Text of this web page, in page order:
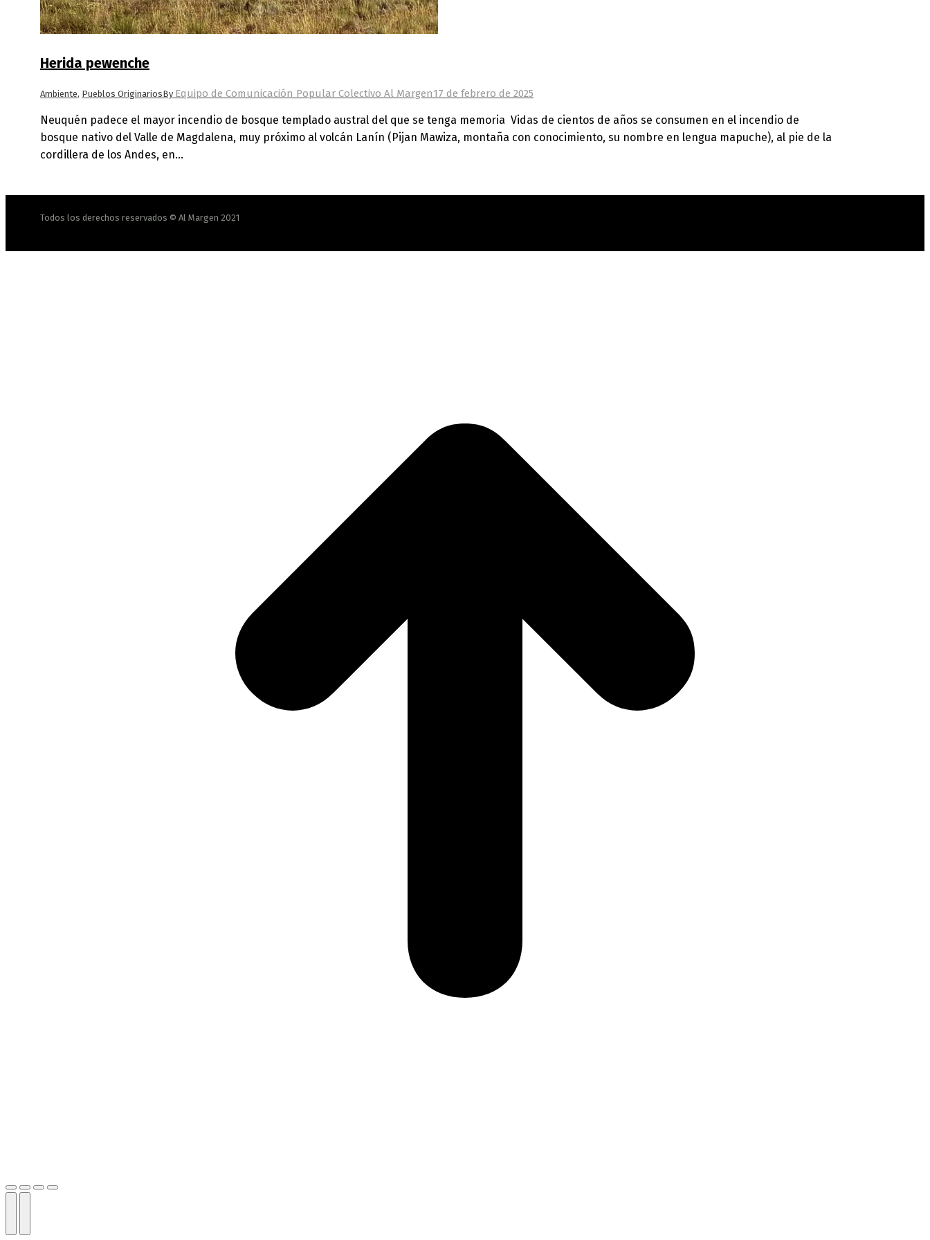
Herida pewenche
Ambiente, Pueblos OriginariosBy Equipo de Comunicación Popular Colectivo Al Margen17 de febrero de 2025
Neuquén padece el mayor incendio de bosque templado austral del que se tenga memoria Vidas de cientos de años se consumen en el incendio de
bosque nativo del Valle de Magdalena, muy próximo al volcán Lanín (Pijan Mawiza, montaña con conocimiento, su nombre en lengua mapuche), al pie de la
cordillera de los Andes, en…
Todos los derechos reservados © Al Margen 2021